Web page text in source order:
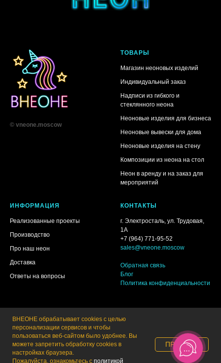
ВНЕОНЕ обрабатывает cookies с целью
персонализации сервисов и чтобы
пользоваться веб-сайтом было удобнее. Вы
можете запретить обработку сookies в
настройках браузера.
Пожалуйста, ознакомьтесь с политикой
ПРИНЯТЬ
© vneone.moscow
ТОВАРЫ
Магазин неоновых изделий
Индивидуальный заказ
Надписи из гибкого и
стеклянного неона
Неоновые изделия для бизнеса
Неоновые вывески для дома
Неоновые изделия на стену
Композиции из неона на стол
Неон в аренду и на заказ для
мероприятий
ИНФОРМАЦИЯ
Реализованные проекты
Производство
Про наш неон
Доставка
Ответы на вопросы
КОНТАКТЫ
г. Электросталь, ул. Трудовая,
1А
+7 (964) 771-95-52
sales@vneone.moscow
Обратная связь
Блог
Политика конфиденциальности